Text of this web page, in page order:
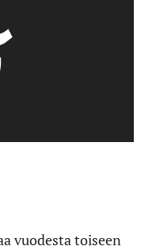
vuodesta toiseen